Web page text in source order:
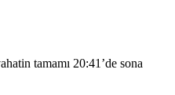
tamamı 20:41’de sona